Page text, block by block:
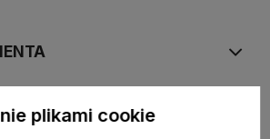
plikami cookie